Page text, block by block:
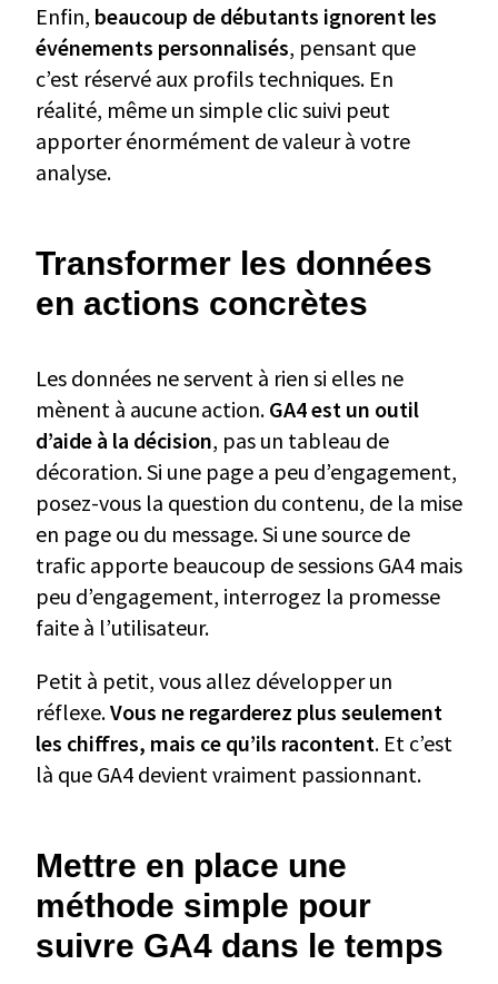
Enfin, beaucoup de débutants ignorent les
événements personnalisés, pensant que
c’est réservé aux profils techniques. En
réalité, même un simple clic suivi peut
apporter énormément de valeur à votre
analyse.
Transformer les données
en actions concrètes
Les données ne servent à rien si elles ne
mènent à aucune action. GA4 est un outil
d’aide à la décision, pas un tableau de
décoration. Si une page a peu d’engagement,
posez-vous la question du contenu, de la mise
en page ou du message. Si une source de
trafic apporte beaucoup de sessions GA4 mais
peu d’engagement, interrogez la promesse
faite à l’utilisateur.
Petit à petit, vous allez développer un
réflexe.Vous ne regarderez plus seulement
les chiffres, mais ce qu’ils racontent. Et c’est
là que GA4 devient vraiment passionnant.
Mettre en place une
méthode simple pour
suivre GA4 dans le temps